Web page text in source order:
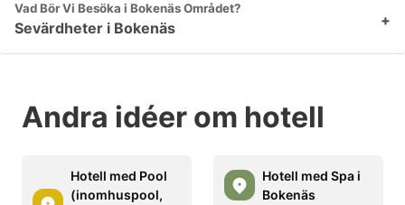
Vad Bör Vi Besöka i Bokenäs Området?
Sevärdheter i Bokenäs +
Andra idéer om hotell
Hotell med Pool
(inomhuspool,
Hotell med Spa i
Bokenäs